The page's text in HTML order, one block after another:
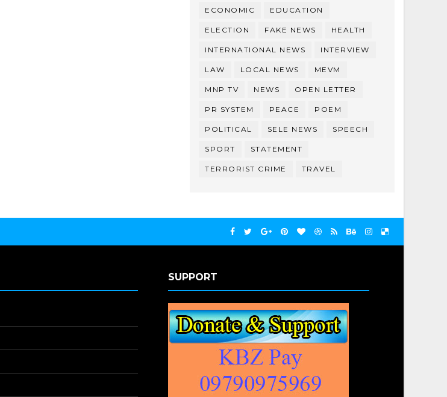
ECONOMIC EDUCATION
ELECTION FAKE NEWS HEALTH
INTERNATIONAL NEWS INTERVIEW
LAW LOCAL NEWS MEVM
MNP TV NEWS OPEN LETTER
PR SYSTEM PEACE POEM
POLITICAL SELE NEWS SPEECH
SPORT STATEMENT
TERRORIST CRIME TRAVEL
SUPPORT